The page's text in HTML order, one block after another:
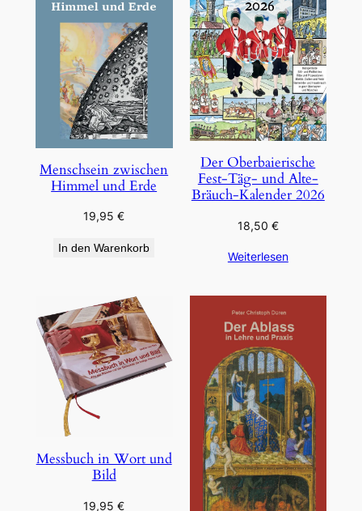
Menschsein zwischen
Himmel und Erde
19,95€
In den Warenkorb
Der Oberbaierische
Fest-Täg- und Alte-
Bräuch-Kalender 2026
18,50 €
Weiterlesen
Messbuch in Wort und
Bild
19,95€